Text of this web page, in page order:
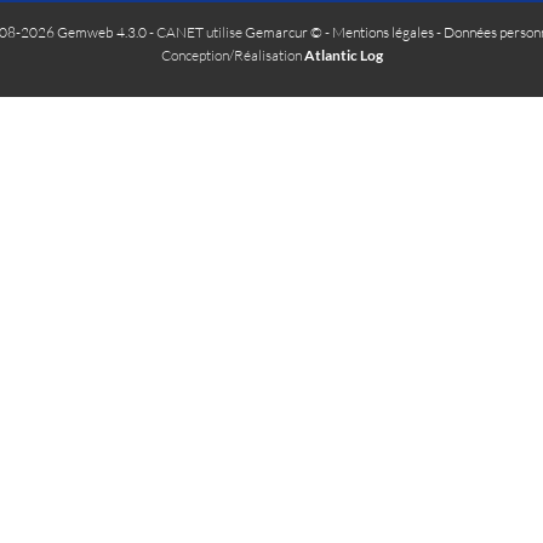
2026 Gemweb 4.3.0- CANET utiliseGemarcur © - Mentions légales- Données
Conception/RéalisationAtlantic Log